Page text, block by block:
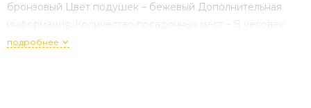
бронзовый Цвет подушек – бежевый Дополнительная
информация: Количество посадочных мест – 8 человек
Максимальная нагрузка на посадочное место - 150 кг
подробнее